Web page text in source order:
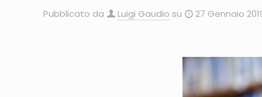
Pubblicato da Luigi Gaudio su 27 Gennaio